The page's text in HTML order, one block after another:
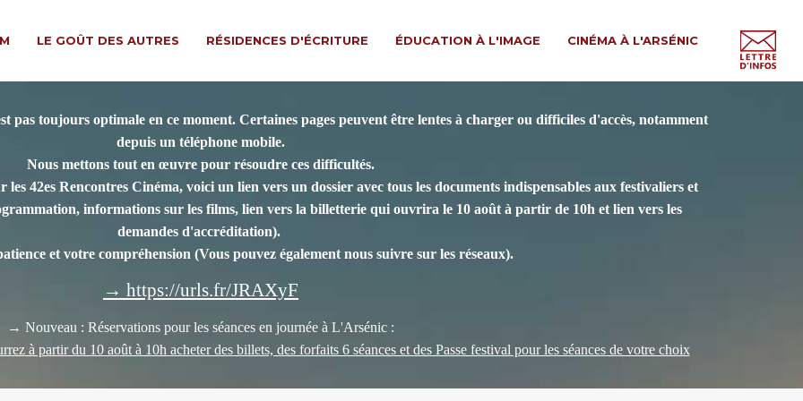
LE GOÛT DES AUTRES RÉSIDENCES D'ÉCRITURE ÉDUCATION À L'IMAGE CINÉMA À L'ARSÉNIC
pas toujours optimale en ce moment. Certaines pages peuvent être lentes à charger ou difficiles d'accès, notamment
depuis un téléphone mobile.
Nous mettons tout en œuvre pour résoudre ces difficultés.
42es Rencontres Cinéma, voici un lien vers un dossier avec tous les documents indispensables aux festivaliers et
informations sur les films, lien vers la billetterie qui ouvrira le 10 août à partir de 10h et lien vers les
demandes d'accréditation).
et votre compréhension (Vous pouvez également nous suivre sur les réseaux).
→ https://urls.fr/JRAXyF
→ Nouveau : Réservations pour les séances en journée à L'Arsénic :
à partir du 10 août à 10h acheter des billets, des forfaits 6 séances et des Passe festival pour les séances de votre choix